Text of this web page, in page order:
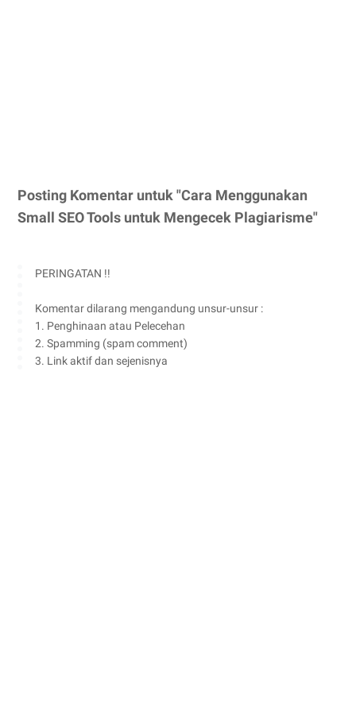
Posting Komentar untuk "Cara Menggunakan
Small SEO Tools untuk Mengecek Plagiarisme"
PERINGATAN !!
Komentar dilarang mengandung unsur-unsur :
1. Penghinaan atau Pelecehan
2. Spamming (spam comment)
3. Link aktif dan sejenisnya